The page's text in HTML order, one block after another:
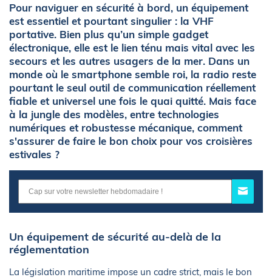
Pour naviguer en sécurité à bord, un équipement
est essentiel et pourtant singulier : la VHF
portative. Bien plus qu’un simple gadget
électronique, elle est le lien ténu mais vital avec les
secours et les autres usagers de la mer. Dans un
monde où le smartphone semble roi, la radio reste
pourtant le seul outil de communication réellement
fiable et universel une fois le quai quitté. Mais face
à la jungle des modèles, entre technologies
numériques et robustesse mécanique, comment
s'assurer de faire le bon choix pour vos croisières
estivales ?
Un équipement de sécurité au-delà de la
réglementation
La législation maritime impose un cadre strict, mais le bon